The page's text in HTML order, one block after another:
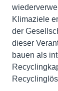
Klimaziele
der
dieser
bauen als